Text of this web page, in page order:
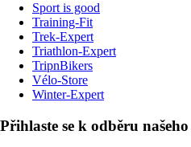
Sport is good
Training-Fit
Trek-Expert
Triathlon-Expert
TripnBikers
Vélo-Store
Winter-Expert
Přihlaste se k odběru